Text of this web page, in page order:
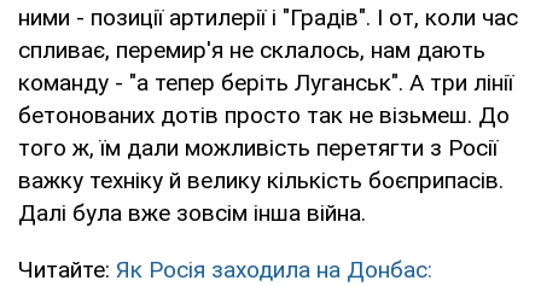
ними - позиції артилерії і "Градів". І от, коли час
спливає, перемир'я не склалось, нам дають
команду - "а тепер беріть Луганськ". А три лінії
бетонованих дотів просто так не візьмеш. До
того ж, їм дали можливість перетягти з Росії
важку техніку й велику кількість боєприпасів.
Далі була вже зовсім інша війна.
Читайте: Як Росія заходила на Донбас: